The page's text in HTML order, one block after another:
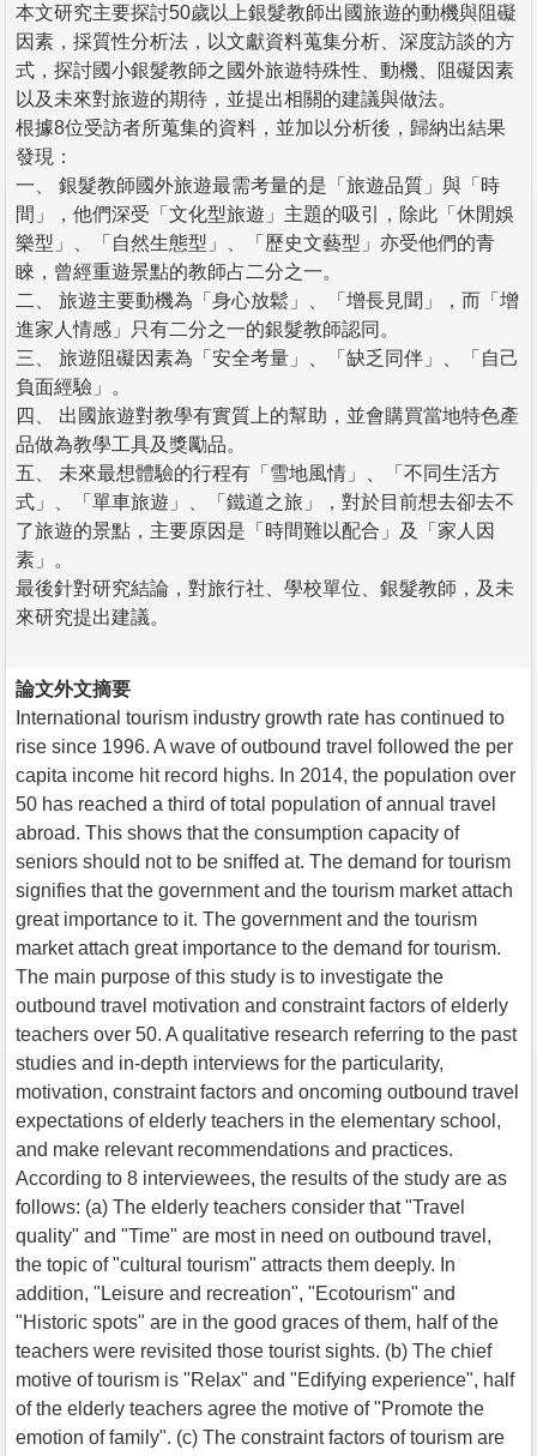
本文研究主要探討50歲以上銀髮教師出國旅遊的動機與阻礙
因素，採質性分析法，以文獻資料蒐集分析、深度訪談的方
式，探討國小銀髮教師之國外旅遊特殊性、動機、阻礙因素
以及未來對旅遊的期待，並提出相關的建議與做法。
根據8位受訪者所蒐集的資料，並加以分析後，歸納出結果
發現：
一、 銀髮教師國外旅遊最需考量的是「旅遊品質」與「時
間」，他們深受「文化型旅遊」主題的吸引，除此「休閒娛
樂型」、「自然生態型」、「歷史文藝型」亦受他們的青
睞，曾經重遊景點的教師占二分之一。
二、 旅遊主要動機為「身心放鬆」、「增長見聞」，而「增
進家人情感」只有二分之一的銀髮教師認同。
三、 旅遊阻礙因素為「安全考量」、「缺乏同伴」、「自己
負面經驗」。
四、 出國旅遊對教學有實質上的幫助，並會購買當地特色產
品做為教學工具及獎勵品。
五、 未來最想體驗的行程有「雪地風情」、「不同生活方
式」、「單車旅遊」、「鐵道之旅」，對於目前想去卻去不
了旅遊的景點，主要原因是「時間難以配合」及「家人因
素」。
最後針對研究結論，對旅行社、學校單位、銀髮教師，及未
來研究提出建議。
論文外文摘要
International tourism industry growth rate has continued to
rise since 1996. A wave of outbound travel followed the per
capita income hit record highs. In 2014, the population over
50 has reached a third of total population of annual travel
abroad. This shows that the consumption capacity of
seniors should not to be sniffed at. The demand for tourism
signifies that the government and the tourism market attach
great importance to it. The government and the tourism
market attach great importance to the demand for tourism.
The main purpose of this study is to investigate the
outbound travel motivation and constraint factors of elderly
teachers over 50. A qualitative research referring to the past
studies and in-depth interviews for the particularity,
motivation, constraint factors and oncoming outbound travel
expectations of elderly teachers in the elementary school,
and make relevant recommendations and practices.
According to 8 interviewees, the results of the study are as
follows: (a) The elderly teachers consider that "Travel
quality" and "Time" are most in need on outbound travel,
the topic of "cultural tourism" attracts them deeply. In
addition, "Leisure and recreation", "Ecotourism" and
"Historic spots" are in the good graces of them, half of the
teachers were revisited those tourist sights. (b) The chief
motive of tourism is "Relax" and "Edifying experience", half
of the elderly teachers agree the motive of "Promote the
emotion of family". (c) The constraint factors of tourism are